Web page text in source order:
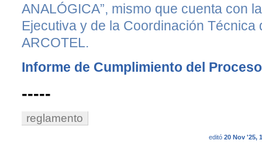
ANALÓGICA”, mismo que cuenta con
Ejecutiva y de la Coordinación Técnica
ARCOTEL.
Informe de Cumplimiento del
-----
reglamento
editó 20 Nov '25,